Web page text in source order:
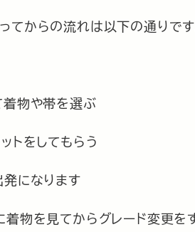
てからの流れは以下の通りです
物や帯を選ぶ
トをしてもらう
になります
物を見てからグレード変更を